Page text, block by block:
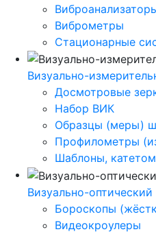
Виброметры
Стационарные
Визуально-
Досмотровые
Набор ВИК
Образцы (меры)
Профилометры
Шаблоны,
Визуально-оптический
Бороскопы
Видеокроулеры